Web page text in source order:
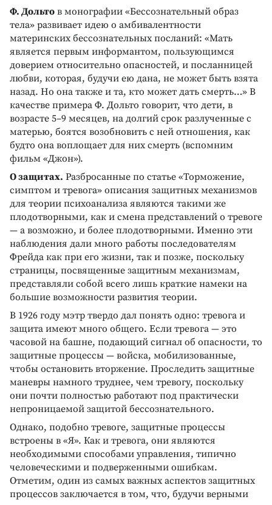
Ф. Дольто в монографии «Бессознательный образ
тела» развивает идею о амбивалентности
материнских бессознательных посланий: «Мать
является первым информантом, пользующимся
доверием относительно опасностей, и посланницей
любви, которая, будучи ею дана, не может быть взята
назад. Но она также и та, кто может дать смерть…» В
качестве примера Ф. Дольто говорит, что дети, в
возрасте 5–9 месяцев, на долгий срок разлученные с
матерью, боятся возобновить с ней отношения, как
будто она воплощает для них смерть (вспомним
фильм «Джон»).
О защитах. Разбросанные по статье «Торможение,
симптом и тревога» описания защитных механизмов
для теории психоанализа являются такими же
плодотворными, как и смена представлений о тревоге
— а возможно, и более плодотворными. Именно эти
наблюдения дали много работы последователям
Фрейда как при его жизни, так и позже, поскольку
страницы, посвященные защитным механизмам,
представляли собой всего лишь краткие намеки на
большие возможности развития теории.
В 1926 году мэтр твердо дал понять одно: тревога и
защита имеют много общего. Если тревога — это
часовой на башне, подающий сигнал об опасности, то
защитные процессы — войска, мобилизованные,
чтобы остановить вторжение. Проследить защитные
маневры намного труднее, чем тревогу, поскольку
они почти полностью работают под практически
непроницаемой защитой бессознательного.
Однако, подобно тревоге, защитные процессы
встроены в «Я». Как и тревога, они являются
необходимыми способами управления, типично
человеческими и подверженными ошибкам.
Отметим, один из самых важных аспектов защитных
процессов заключается в том, что, будучи верными